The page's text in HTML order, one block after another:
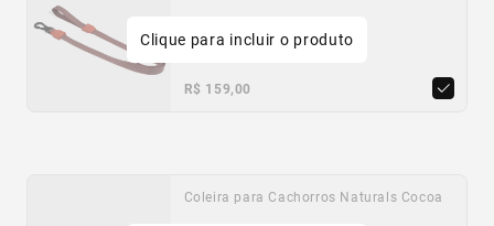
PP P G
R$ 159,00
Clique para incluir o produto
Coleira para Cachorros Naturals Cocoa